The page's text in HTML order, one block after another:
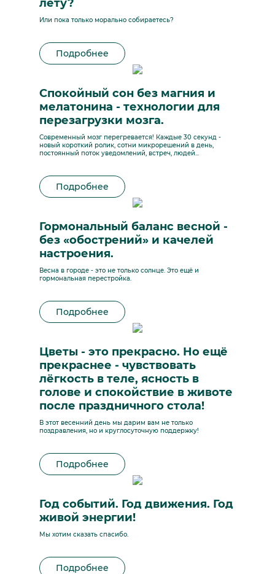
лету?
Или пока только морально собираетесь?
Подробнее
Спокойный сон без магния и
мелатонина - технологии для
перезагрузки мозга.
Современный мозг перегревается! Каждые 30 секунд -
новый короткий ролик, сотни микрорешений в день,
постоянный поток уведомлений, встреч, людей...
Подробнее
Гормональный баланс весной -
без «обострений» и качелей
настроения.
Весна в городе - это не только солнце. Это ещё и
гормональная перестройка.
Подробнее
Цветы - это прекрасно. Но ещё
прекраснее - чувствовать
лёгкость в теле, ясность в
голове и спокойствие в животе
после праздничного стола!
В этот весенний день мы дарим вам не только
поздравления, но и круглосуточную поддержку!
Подробнее
Год событий. Год движения. Год
живой энергии!
Мы хотим сказать спасибо.
Подробнее